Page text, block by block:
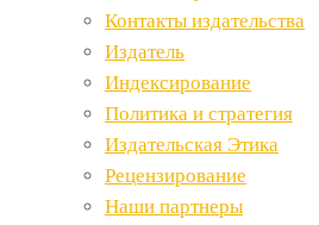
Контакты издательства
Издатель
Индексирование
Политика и стратегия
Издательская Этика
Рецензирование
Наши партнеры